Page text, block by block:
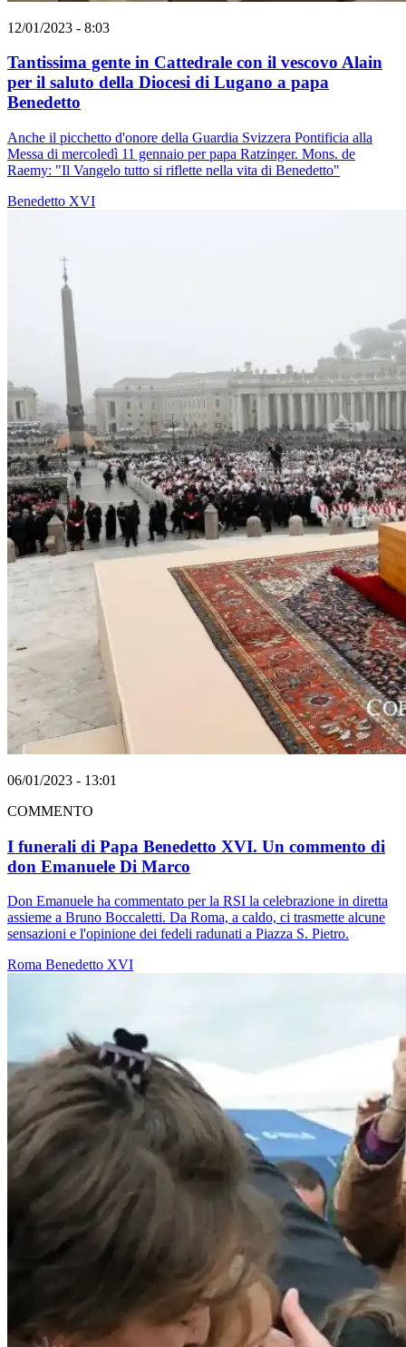
12/01/2023 - 8:03
Tantissima gente in Cattedrale con il vescovo Alain
per il saluto della Diocesi di Lugano a papa
Benedetto
Anche il picchetto d'onore della Guardia Svizzera Pontificia alla
Messa di mercoledì 11 gennaio per papa Ratzinger. Mons. de
Raemy: "Il Vangelo tutto si riflette nella vita di Benedetto"
Benedetto XVI
06/01/2023 - 13:01
COMMENTO
I funerali di Papa Benedetto XVI. Un commento di
don Emanuele Di Marco
Don Emanuele ha commentato per la RSI la celebrazione in diretta
assieme a Bruno Boccaletti. Da Roma, a caldo, ci trasmette alcune
sensazioni e l'opinione dei fedeli radunati a Piazza S. Pietro.
Roma Benedetto XVI